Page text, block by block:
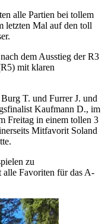
alle Partien bei tollem
letzten Mal auf den toll
dem Ausstieg der R3
mit klaren
T. und Furrer J. und
Kaufmann D., im
Freitag in einem tollen 3
Mitfavorit Soland
zu
alle Favoriten für das A-